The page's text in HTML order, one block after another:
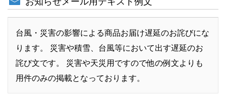
台風・災害の影響による商品お届け遅延のお詫びにな
ります。 災害や積雪、台風等において出す遅延のお
詫び文です。 災害や天災用ですので他の例文よりも
用件のみの掲載となっております。